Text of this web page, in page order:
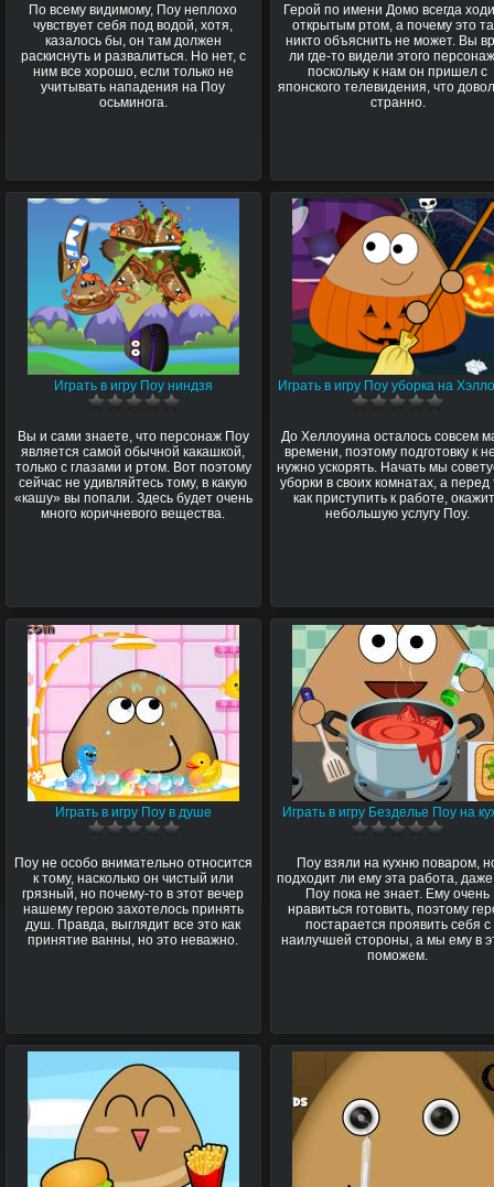
По всему видимому, Поу неплохо
чувствует себя под водой, хотя,
казалось бы, он там должен
раскиснуть и развалиться. Но нет, с
ним все хорошо, если только не
учитывать нападения на Поу
осьминога.
Герой по имени Домо всегда
открытым ртом, а почему это
никто объяснить не может. Вы
ли где-то видели этого
поскольку к нам он пришел с
японского телевидения, что
странно.
Играть в игру Поу ниндзя
Вы и сами знаете, что персонаж Поу
является самой обычной какашкой,
только с глазами и ртом. Вот поэтому
сейчас не удивляйтесь тому, в какую
«кашу» вы попали. Здесь будет очень
много коричневого вещества.
Играть в игру Поу уборка на
До Хеллоуина осталось совсем
времени, поэтому подготовку к
нужно ускорять. Начать мы
уборки в своих комнатах, а перед
как приступить к работе,
небольшую услугу Поу.
Играть в игру Поу в душе
Поу не особо внимательно относится
к тому, насколько он чистый или
грязный, но почему-то в этот вечер
нашему герою захотелось принять
душ. Правда, выглядит все это как
принятие ванны, но это неважно.
Играть в игру Безделье Поу на
Поу взяли на кухню поваром,
подходит ли ему эта работа,
Поу пока не знает. Ему очень
нравиться готовить, поэтому
постарается проявить себя с
наилучшей стороны, а мы ему в
поможем.